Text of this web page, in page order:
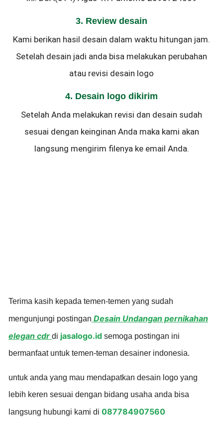
3. Review desain
Kami berikan hasil desain dalam waktu hitungan jam.
Setelah desain jadi anda bisa melakukan perubahan
atau revisi desain logo
4. Desain logo dikirim
Setelah Anda melakukan revisi dan desain sudah
sesuai dengan keinginan Anda maka kami akan
langsung mengirim filenya ke email Anda.
Terima kasih kepada temen-temen yang sudah
mengunjungi postingan Desain Undangan pernikahan
elegan cdr di jasalogo.id semoga postingan ini
bermanfaat untuk temen-teman desainer indonesia.
untuk anda yang mau mendapatkan desain logo yang
lebih keren sesuai dengan bidang usaha anda bisa
langsung hubungi kami di 087784907560